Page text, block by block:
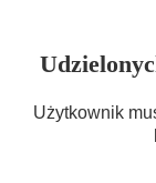
Użytkownik